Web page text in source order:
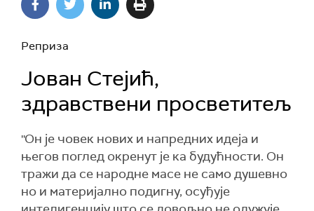
Реприза
Јован Стејић,
здравствени просветитељ
''Он је човек нових и напредних идеја и
његов поглед окренут је ка будућности. Он
тражи да се народне масе не само душевно
но и материјално подигну, осуђује